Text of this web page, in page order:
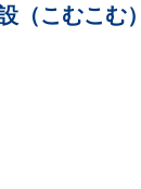
（こむこむ）